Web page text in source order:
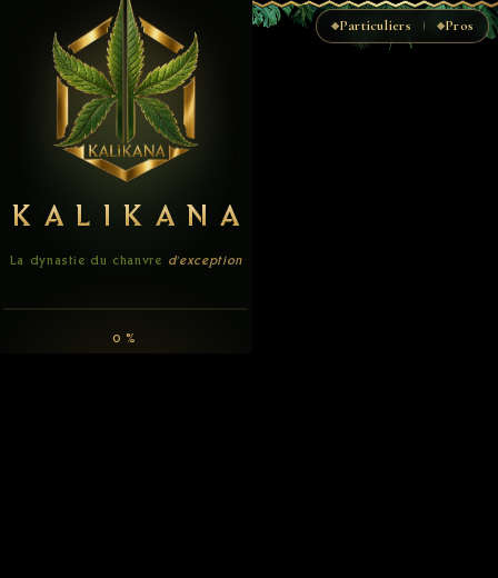
KALIKANA
La dynastie du chanvre d'exception
0%
KALIKANA
La Racine de l'écosystème
◆Particuliers ◆Pros